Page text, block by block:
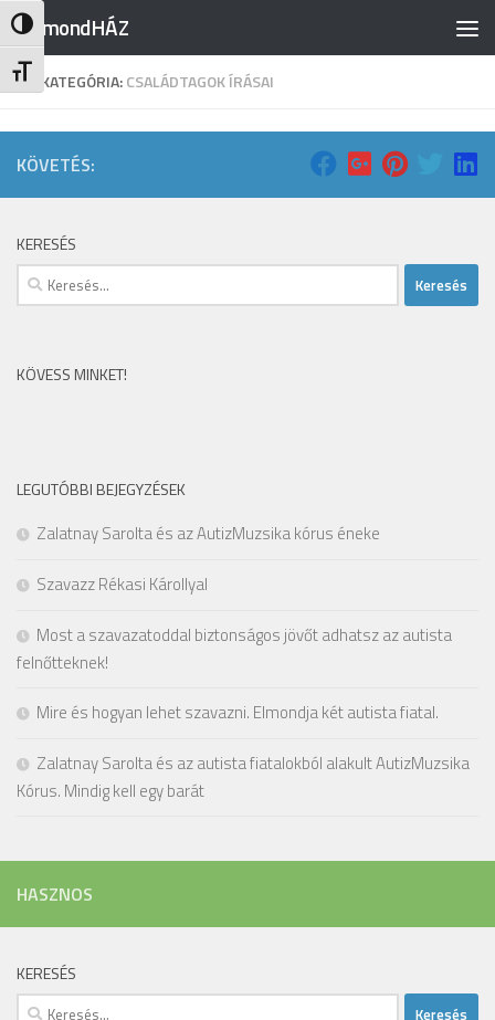
Nagy kontraszt váltása
Betűméret váltása
Skip to content
RajmondHÁZ
KATEGÓRIA:CSALÁDTAGOK ÍRÁSAI
KÖVETÉS:
KERESÉS
Keresés:
KÖVESS MINKET!
LEGUTÓBBI BEJEGYZÉSEK
Zalatnay Sarolta és az AutizMuzsika kórus éneke
Szavazz Rékasi Károllyal
Most a szavazatoddal biztonságos jövőt adhatsz az autista
felnőtteknek!
Mire és hogyan lehet szavazni. Elmondja két autista fiatal.
Zalatnay Sarolta és az autista fiatalokból alakult AutizMuzsika
Kórus. Mindig kell egy barát
HASZNOS
KERESÉS
Keresés: